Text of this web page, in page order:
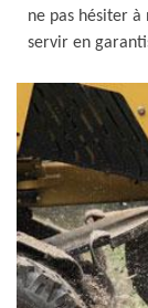
ne pas hésiter à
servir en